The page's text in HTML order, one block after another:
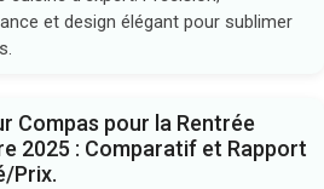
et design élégant pour sublimer
Compas pour la Rentrée
2025 : Comparatif et Rapport
Prix.